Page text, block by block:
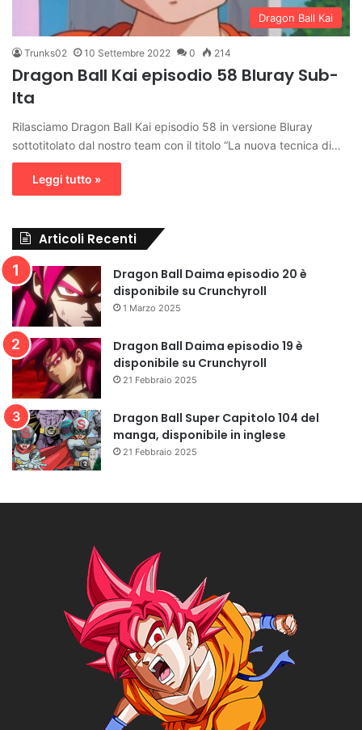
Dragon Ball Kai
Trunks02 10 Settembre 2022 0 214
Dragon Ball Kai episodio 58 Bluray Sub-
Ita
Rilasciamo Dragon Ball Kai episodio 58 in versione Bluray
sottotitolato dal nostro team con il titolo “La nuova tecnica di…
Leggi tutto »
Articoli Recenti
Dragon Ball Daima episodio 20 è
disponibile su Crunchyroll
1 Marzo 2025
Dragon Ball Daima episodio 19 è
disponibile su Crunchyroll
21 Febbraio 2025
Dragon Ball Super Capitolo 104 del
manga, disponibile in inglese
21 Febbraio 2025